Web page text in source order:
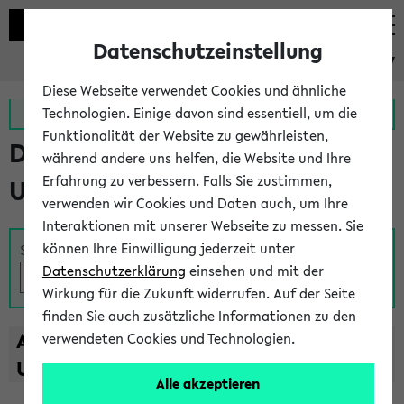
eKVV
Zur MeineUni App Zum MeineUni Portal
Das Lehrangebot der
Universität Bielefeld
Suche
A B C D E F G H I J K L M N O
U
V W X Y
Z
Datenschutzeinstellung
Diese Webseite verwendet Cookies und ähnliche
Technologien. Einige davon sind essentiell, um die
Funktionalität der Website zu gewährleisten,
während andere uns helfen, die Website und Ihre
Erfahrung zu verbessern. Falls Sie zustimmen,
verwenden wir Cookies und Daten auch, um Ihre
Interaktionen mit unserer Webseite zu messen. Sie
können Ihre Einwilligung jederzeit unter
Datenschutzerklärung einsehen und mit der
Wirkung für die Zukunft widerrufen. Auf der Seite
finden Sie auch zusätzliche Informationen zu den
verwendeten Cookies und Technologien.
Alle akzeptieren